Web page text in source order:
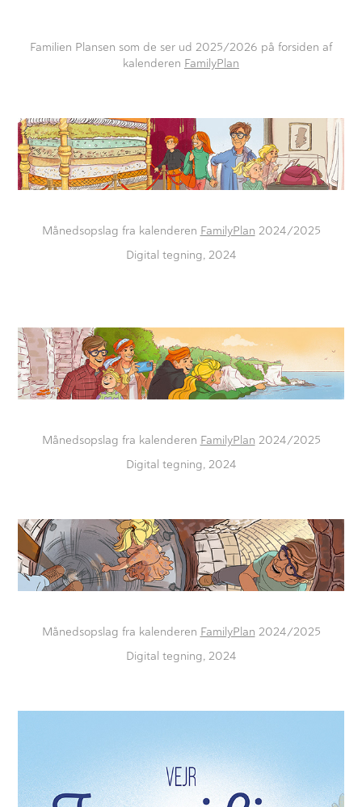
Familien Plansen som de ser ud 2025/2026 på forsiden af
kalenderen FamilyPlan
Månedsopslag fra kalenderen FamilyPlan 2024/2025
Digital tegning, 2024
Månedsopslag fra kalenderen FamilyPlan 2024/2025
Digital tegning, 2024
Månedsopslag fra kalenderen FamilyPlan 2024/2025
Digital tegning, 2024